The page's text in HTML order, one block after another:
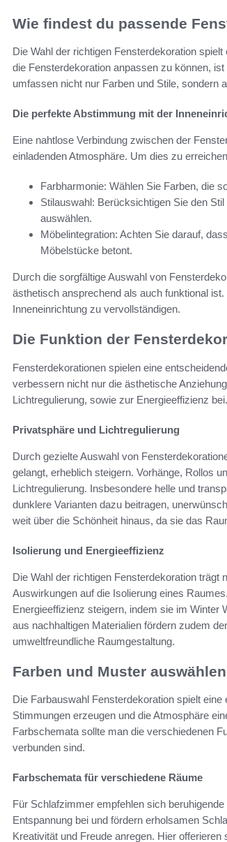
Wie findest du passende
Die Wahl der richtigen Fensterdekoration
die Fensterdekoration anpassen zu können,
umfassen nicht nur Farben und Stile, sondern
Die perfekte Abstimmung mit der
Eine nahtlose Verbindung zwischen der
einladenden Atmosphäre. Um dies zu
Farbharmonie: Wählen Sie Farben, die
Stilauswahl: Berücksichtigen Sie den
auswählen.
Möbelintegration: Achten Sie darauf,
Möbelstücke betont.
Durch die sorgfältige Auswahl von
ästhetisch ansprechend als auch funktional
Inneneinrichtung zu vervollständigen.
Die Funktion der
Fensterdekorationen spielen eine
verbessern nicht nur die ästhetische
Lichtregulierung, sowie zur Energieeffizienz bei.
Privatsphäre und Lichtregulierung
Durch gezielte Auswahl von
gelangt, erheblich steigern. Vorhänge, Rollos
Lichtregulierung. Insbesondere helle und
dunklere Varianten dazu beitragen,
weit über die Schönheit hinaus, da sie das
Isolierung und Energieeffizienz
Die Wahl der richtigen Fensterdekoration
Auswirkungen auf die Isolierung eines
Energieeffizienz steigern, indem sie im Winter
aus nachhaltigen Materialien fördern zudem
umweltfreundliche Raumgestaltung.
Farben und Muster auswählen
Die Farbauswahl Fensterdekoration spielt
Stimmungen erzeugen und die Atmosphäre
Farbschemata sollte man die verschiedenen
verbunden sind.
Farbschemata für verschiedene Räume
Für Schlafzimmer empfehlen sich
Entspannung bei und fördern erholsamen
Kreativität und Freude anregen. Hier